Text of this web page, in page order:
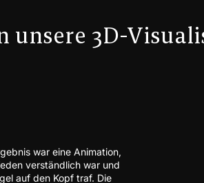
unsere 3D-
war eine Animation,
verständlich war und
auf den Kopf traf. Die